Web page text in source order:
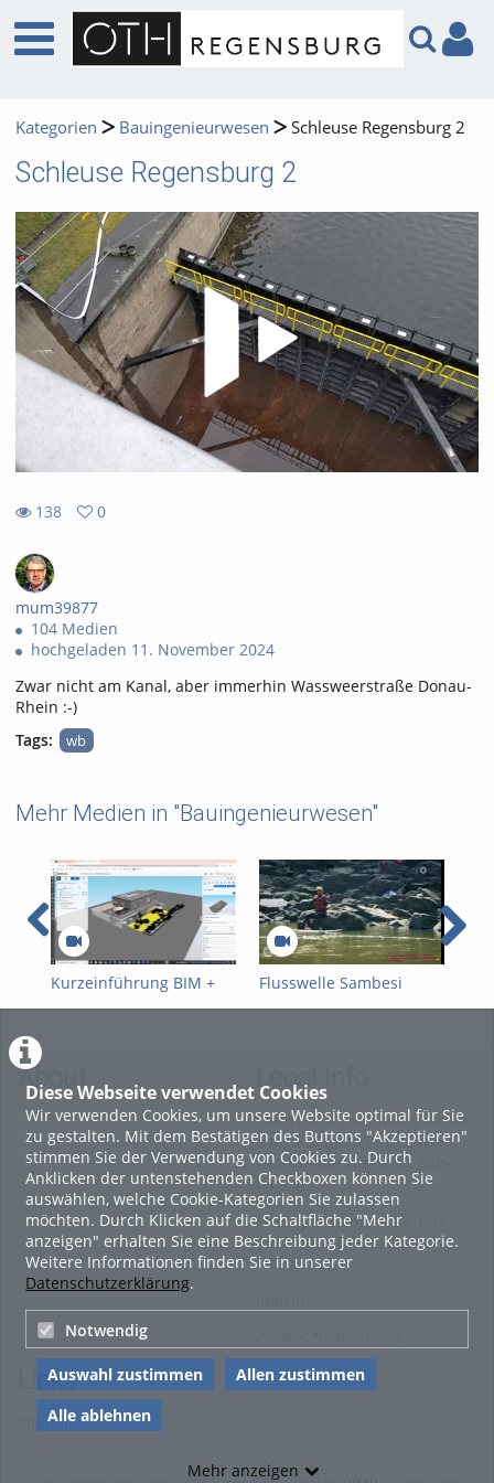
Diese Webseite verwendet Cookies
Wir verwenden Cookies, um unsere Website optimal für Sie
zu gestalten. Mit dem Bestätigen des Buttons "Akzeptieren"
stimmen Sie der Verwendung von Cookies zu. Durch
Anklicken der untenstehenden Checkboxen können Sie
auswählen, welche Cookie-Kategorien Sie zulassen
möchten. Durch Klicken auf die Schaltfläche "Mehr
anzeigen" erhalten Sie eine Beschreibung jeder Kategorie.
Weitere Informationen finden Sie in unserer
Datenschutzerklärung.
Notwendig
Auswahl zustimmen
Allen zustimmen
Alle ablehnen
Mehr anzeigen
Kategorien Bauingenieurwesen Schleuse Regensburg 2
Schleuse Regensburg 2
138
views
0
favorites
mum39877
104 Medien
hochgeladen 11. November 2024
Zwar nicht am Kanal, aber immerhin Wassweerstraße Donau-
Rhein :-)
Tags:
wb
Mehr Medien in "Bauingenieurwesen"
Kurzeinführung BIM +
WheelTool
Flusswelle Sambesi
About Legal Info
Terms and Conditions for the
Usage of this ViMP based
website (including all sub-
pages)
Privacy Statement for this
ViMP based Website incl.
Sub-pages
Links
Sitemap